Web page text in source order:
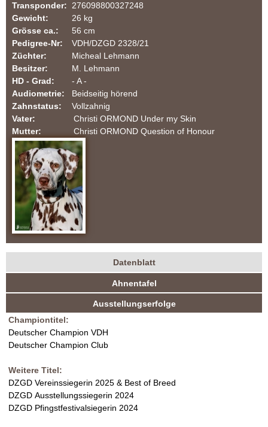
m
a
n
e
F
C
I
|
V
D
H
Z
Transponder: 276098800327248
Gewicht:
26 kg
Grösse ca.:
56 cm
Pedigree-Nr:
VDH/DZGD 2328/21
Züchter:
Micheal Lehmann
Besitzer:
M. Lehmann
HD - Grad:
- A -
Audiometrie:
Beidseitig hörend
Zahnstatus:
Vollzahnig
Vater:
Christi ORMOND Under my Skin
Mutter:
Christi ORMOND Question of Honour
H
u
n
d
Datenblatt
(
a
k
t
e
t
Ahnentafel
Ausstellungserfolge
Championtitel:
Deutscher Champion VDH
Deutscher Champion Club
Weitere Titel:
DZGD Vereinssiegerin 2025 & Best of Breed
DZGD Ausstellungssiegerin 2024
DZGD Pfingstfestivalsiegerin 2024